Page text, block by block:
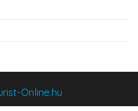
Online.hu